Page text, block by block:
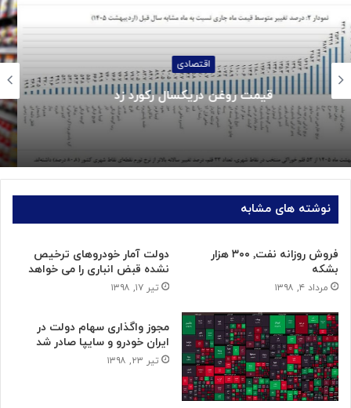
اجتماعی
جزئیات واریز کالابرگ خردادماه:
نوشته های مشابه
فروش روزانه نفت٬ ۳۰۰ هزار
بشکه
مرداد ۴, ۱۳۹۸
دولت آمار خودروهای ترخیص
نشده قبض انباری را می خواهد
تیر ۱۷, ۱۳۹۸
مجوز واگذاری سهام دولت در
ایران خودرو و سایپا صادر شد
تیر ۲۳, ۱۳۹۸